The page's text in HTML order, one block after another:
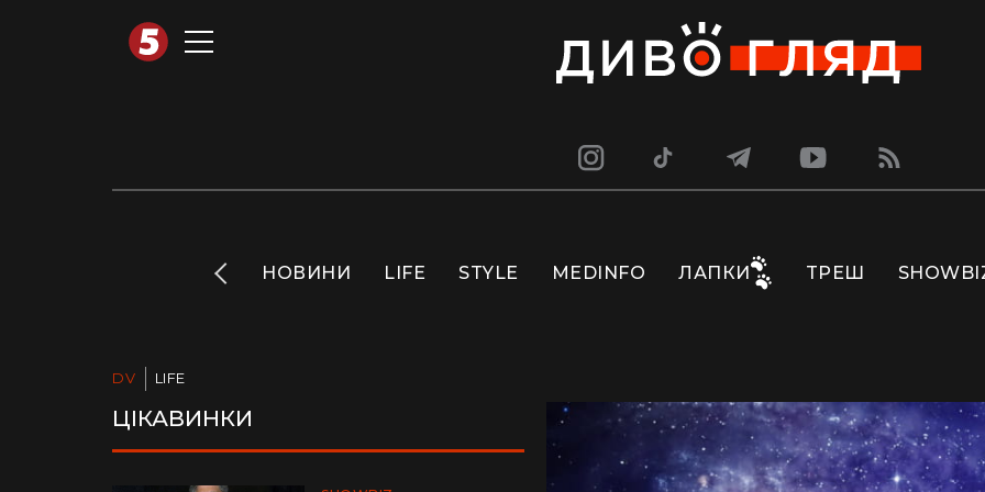
INFO НОВИНИ LIFE STYLE MEDINFO ЛАПКИ ТРЕШ
DV LIFE
ЦІКАВИНКИ